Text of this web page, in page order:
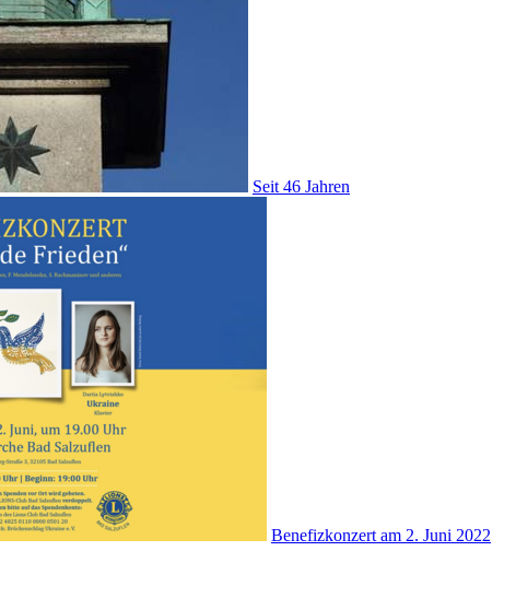
Seit 46 Jahren
Benefizkonzert am 2. Juni 2022